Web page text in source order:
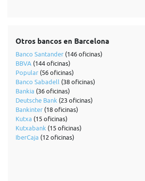
Otros bancos en Barcelona
Banco Santander (146 oficinas)
BBVA (144 oficinas)
Popular (56 oficinas)
Banco Sabadell (38 oficinas)
Bankia (36 oficinas)
Deutsche Bank (23 oficinas)
Bankinter (18 oficinas)
Kutxa (15 oficinas)
Kutxabank (15 oficinas)
IberCaja (12 oficinas)